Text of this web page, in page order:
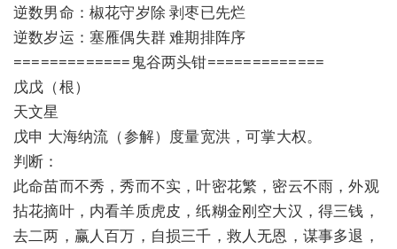
逆数男命：椒花守岁除 剥枣已先烂
逆数岁运：塞雁偶失群 难期排阵序
=============鬼谷两头钳=============
戊戊（根）
天文星
戊申 大海纳流（参解）度量宽洪，可掌大权。
判断：
此命苗而不秀，秀而不实，叶密花繁，密云不雨，外观
拈花摘叶，内看羊质虎皮，纸糊金刚空大汉，得三钱，
去二两，赢人百万，自损三千，救人无恩，谋事多退，